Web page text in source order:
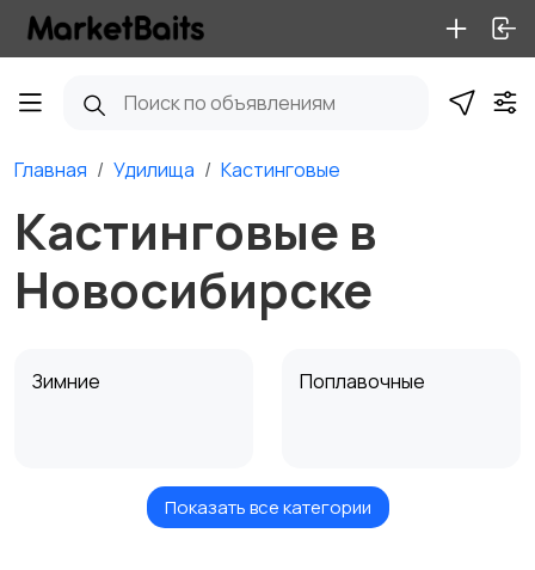
Главная Удилища Кастинговые
Кастинговые в
Новосибирске
Зимние Поплавочные
Троллинговые
Показать все категории